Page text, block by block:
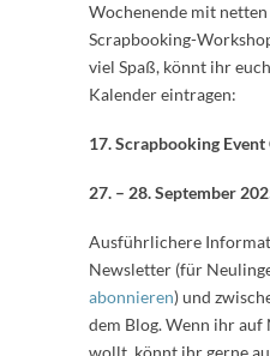
Wochenende mit
Scrapbooking-
viel Spaß, könnt ihr
Kalender eintragen:
17. Scrapbooking
27. – 28. September
Ausführlichere
Newsletter (für
abonnieren) und
dem Blog. Wenn ihr auf